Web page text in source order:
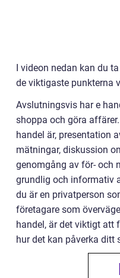
I videon nedan kan du
de viktigaste punkterna
Avslutningsvis har e
shoppa och göra
handel är, presentation
mätningar, diskussion
genomgång av för- och
grundlig och informativ
du är en privatperson
företagare som
handel, är det viktigt att
hur det kan påverka ditt